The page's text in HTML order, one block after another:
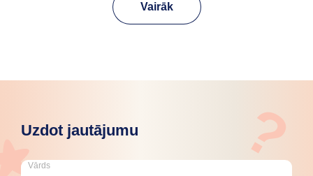
Vairāk
Uzdot jautājumu
Vārds ?